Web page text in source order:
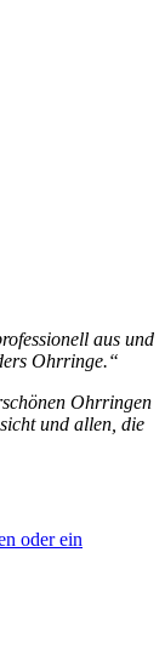
aus und
Ohrringe.“
Ohrringen
und allen, die
oder ein